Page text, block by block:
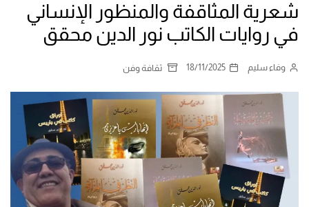
شعرية المثاقفة والمنظور الإنساني
في روايات الكاتب نور الدين محقق
وفاء سليم 18/11/2025 ثقافة وفن